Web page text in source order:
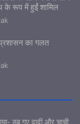
के रूप में हुईं शामिल
का गलत
डूब गए दादी और चाची